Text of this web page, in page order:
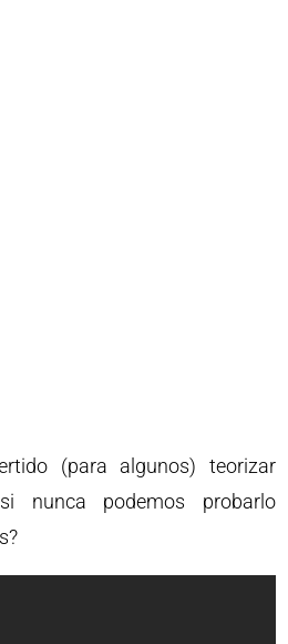
(para algunos) teorizar
nunca podemos probarlo